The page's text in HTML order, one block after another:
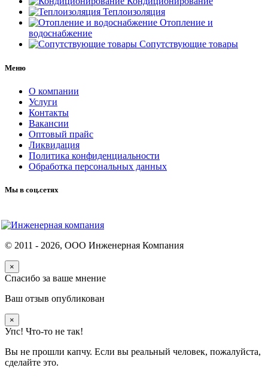
Теплоизоляция
Отопление и
водоснабжение
Сопутствующие товары
Меню
О компании
Услуги
Контакты
Вакансии
Оптовый прайс
Ликвидация
Политика конфиденциальности
Обработка персональных данных
Мы в соц.сетях
© 2011 - 2026, ООО Инженерная Компания
×
Спасибо за ваше мнение
Ваш отзыв опубликован
×
Упс! Что-то не так!
Вы не прошли капчу. Если вы реальный человек, пожалуйста,
сделайте это.